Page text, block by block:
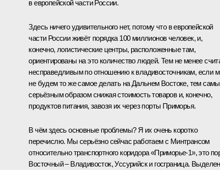
в европейской части России.
Здесь ничего удивительного нет, потому что в европейской
части России живёт порядка 100 миллионов человек, и,
конечно, логистические центры, расположенные там,
ориентированы на это количество людей. Тем не менее
несправедливым по отношению к владивосточникам, если
не будем то же самое делать на Дальнем Востоке, тем
серьёзным образом снижая стоимость товаров и, конечно,
продуктов питания, завозя их через порты Приморья.
В чём здесь основные проблемы? Я их очень коротко
перечислю. Мы серьёзно сейчас работаем с Минтрансом
относительно транспортного коридора «Приморье‑1», это
Восточный – Владивосток, Уссурийск и госграница.